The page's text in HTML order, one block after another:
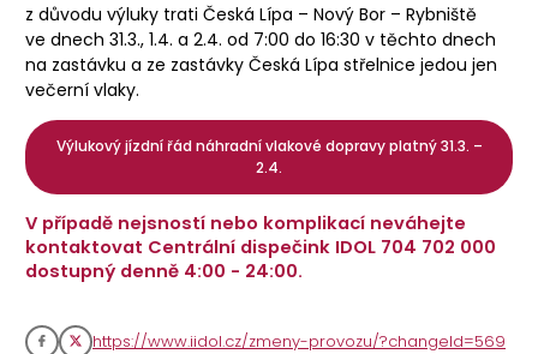
z důvodu výluky trati Česká Lípa – Nový Bor – Rybniště
ve dnech 31.3., 1.4. a 2.4. od 7:00 do 16:30 v těchto dnech
na zastávku a ze zastávky Česká Lípa střelnice jedou jen
večerní vlaky.
Výlukový jízdní řád náhradní vlakové dopravy platný 31.3. –
2.4.
V případě nejsností nebo komplikací neváhejte
kontaktovat Centrální dispečink IDOL 704 702 000
dostupný denně 4:00 - 24:00.
https://www.iidol.cz/zmeny-provozu/?changeId=569